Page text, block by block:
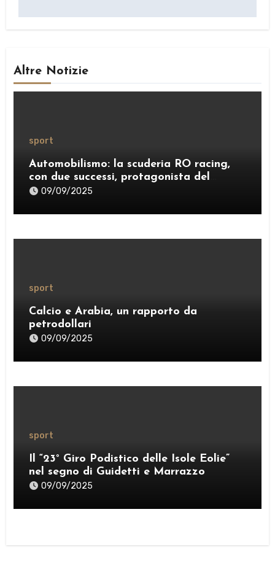
Altre Notizie
sport
Automobilismo: la scuderia RO racing,
con due successi, protagonista del
weekend
09/09/2025
sport
Calcio e Arabia, un rapporto da
petrodollari
09/09/2025
sport
Il “23° Giro Podistico delle Isole Eolie”
nel segno di Guidetti e Marrazzo
09/09/2025